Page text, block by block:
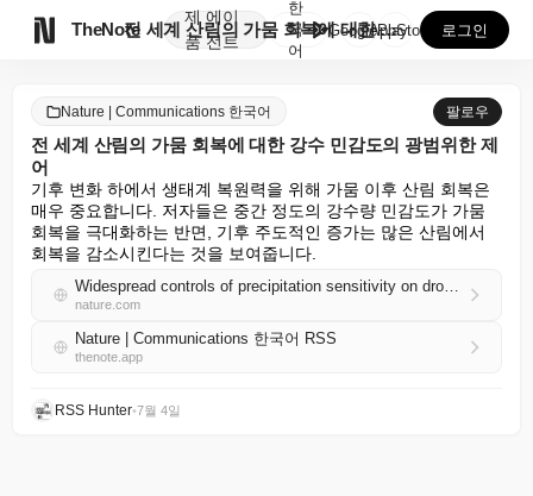
TheNote
제
품
에이
전트
전 세계 산림의 가뭄 회복에 대한 강수 민감도의 광범위...
한
국
어
GooglePlay
AppStore 로그인
Nature | Communications 한국어 팔로우
전 세계 산림의 가뭄 회복에 대한 강수 민감도의 광범위한 제
어
기후 변화 하에서 생태계 복원력을 위해 가뭄 이후 산림 회복은
매우 중요합니다. 저자들은 중간 정도의 강수량 민감도가 가뭄
회복을 극대화하는 반면, 기후 주도적인 증가는 많은 산림에서
회복을 감소시킨다는 것을 보여줍니다.
Widespread controls of precipitation sensitivity on drought recovery of global forests
nature.com
Nature | Communications 한국어 RSS
thenote.app
RSS Hunter•7월 4일